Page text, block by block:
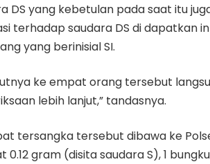
DS yang kebetulan pada saat itu
terhadap saudara DS di dapatkan
yang berinisial SI.
ke empat orang tersebut
lebih lanjut,” tandasnya.
tersangka tersebut dibawa ke
0.12 gram (disita saudara S), 1